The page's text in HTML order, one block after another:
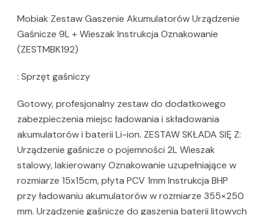
Mobiak Zestaw Gaszenie Akumulatorów Urządzenie
Gaśnicze 9L + Wieszak Instrukcja Oznakowanie
(ZESTMBK192)
: Sprzęt gaśniczy
Gotowy, profesjonalny zestaw do dodatkowego
zabezpieczenia miejsc ładowania i składowania
akumulatorów i baterii Li-ion. ZESTAW SKŁADA SIĘ Z:
Urządzenie gaśnicze o pojemności 2L Wieszak
stalowy, lakierowany Oznakowanie uzupełniające w
rozmiarze 15x15cm, płyta PCV 1mm Instrukcja BHP
przy ładowaniu akumulatorów w rozmiarze 355×250
mm. Urządzenie gaśnicze do gaszenia baterii litowych